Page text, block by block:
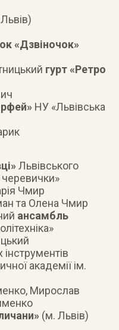
«Дзвіночок»
гурт «Ретро
НУ «Львівська
Львівського
черевички»
Чмир
та Олена Чмир
ансамбль
академії ім.
Мирослав
(м. Львів)